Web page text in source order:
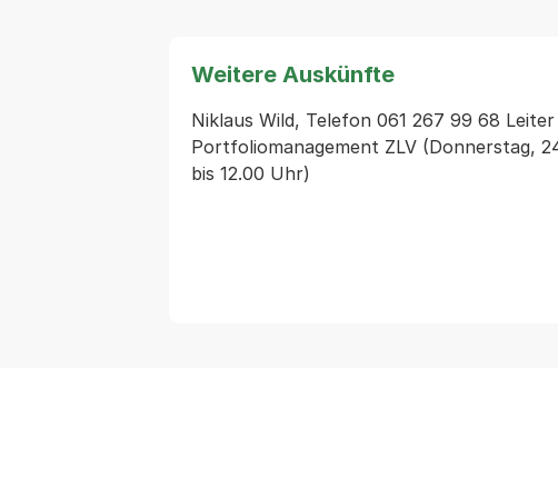
Weitere Auskünfte
Niklaus Wild, Telefon 061 267 99 68 Leiter
Portfoliomanagement ZLV (Donnerstag,
bis 12.00 Uhr)